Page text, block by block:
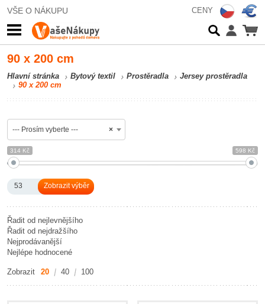
VŠE O NÁKUPU CENY
90 x 200 cm
Hlavní stránka Bytový textil Prostěradla
Jersey prostěradla
90 x 200 cm
×
--- Prosím vyberte ---
314 Kč 598 Kč
53
Řadit od nejlevnějšího
Řadit od nejdražšího
Nejprodávanější
Nejlépe hodnocené
Zobrazit 20 40 100